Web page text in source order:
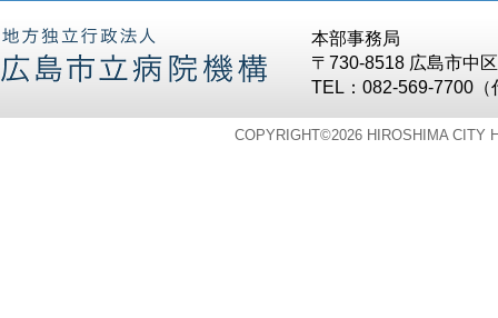
本部事務局
〒730-8518 広島市中
TEL：082-569-7700
COPYRIGHT©2026 HIROSHIMA CITY